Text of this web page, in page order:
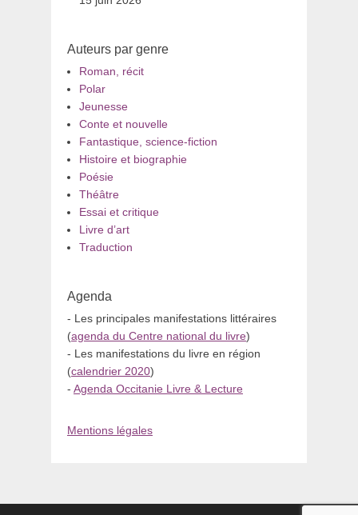
Auteurs par genre
Roman, récit
Polar
Jeunesse
Conte et nouvelle
Fantastique, science-fiction
Histoire et biographie
Poésie
Théâtre
Essai et critique
Livre d’art
Traduction
Agenda
- Les principales manifestations littéraires
(agenda du Centre national du livre)
- Les manifestations du livre en région
(calendrier 2020)
- Agenda Occitanie Livre & Lecture
Mentions légales